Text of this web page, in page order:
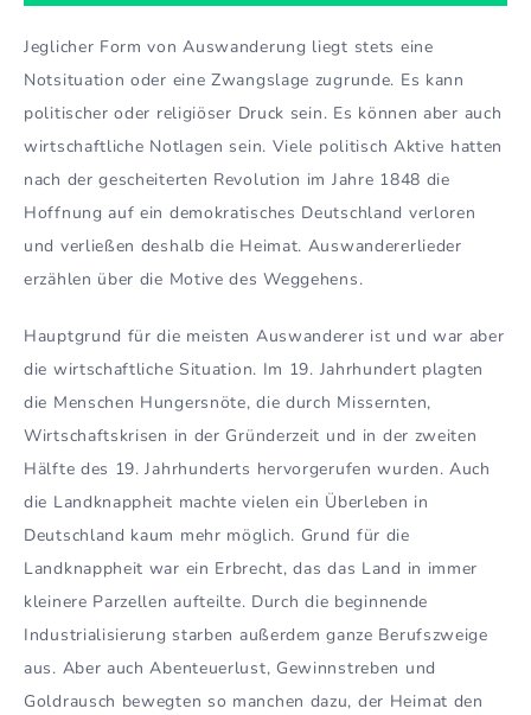
Jeglicher Form von Auswanderung liegt stets eine
Notsituation oder eine Zwangslage zugrunde. Es kann
politischer oder religiöser Druck sein. Es können aber auch
wirtschaftliche Notlagen sein. Viele politisch Aktive hatten
nach der gescheiterten Revolution im Jahre 1848 die
Hoffnung auf ein demokratisches Deutschland verloren
und verließen deshalb die Heimat. Auswandererlieder
erzählen über die Motive des Weggehens.
Hauptgrund für die meisten Auswanderer ist und war aber
die wirtschaftliche Situation. Im 19. Jahrhundert plagten
die Menschen Hungersnöte, die durch Missernten,
Wirtschaftskrisen in der Gründerzeit und in der zweiten
Hälfte des 19. Jahrhunderts hervorgerufen wurden. Auch
die Landknappheit machte vielen ein Überleben in
Deutschland kaum mehr möglich. Grund für die
Landknappheit war ein Erbrecht, das das Land in immer
kleinere Parzellen aufteilte. Durch die beginnende
Industrialisierung starben außerdem ganze Berufszweige
aus. Aber auch Abenteuerlust, Gewinnstreben und
Goldrausch bewegten so manchen dazu, der Heimat den